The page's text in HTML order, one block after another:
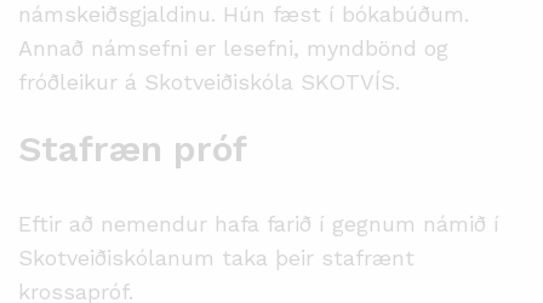
námskeiðsgjaldinu. Hún fæst í bókabúðum.
Annað námsefni er lesefni, myndbönd og
fróðleikur á Skotveiðiskóla SKOTVÍS.
Stafræn próf
Eftir að nemendur hafa farið í gegnum námið í
Skotveiðiskólanum taka þeir stafrænt
krossapróf.